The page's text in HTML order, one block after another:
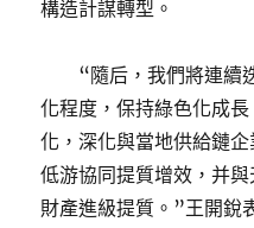
構造計謀轉型。
“隨后，我們將連續
化程度，保持綠色化成
化，深化與當地供給鏈
低游協同提質增效，并
財產進級提質。”王開銳